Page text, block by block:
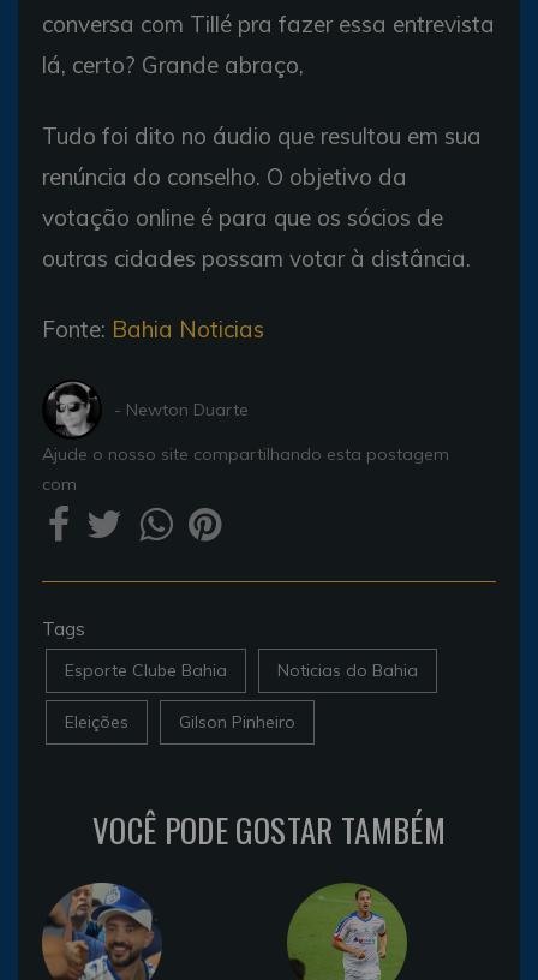
conversa com Tillé pra fazer essa entrevista
lá, certo? Grande abraço,
Tudo foi dito no áudio que resultou em sua
renúncia do conselho. O objetivo da
votação online é para que os sócios de
outras cidades possam votar à distância.
Fonte: Bahia Noticias
- Newton Duarte
Ajude o nosso site compartilhando esta postagem
com
Tags
Esporte Clube Bahia Noticias do Bahia
Eleições Gilson Pinheiro
VOCÊ PODE GOSTAR TAMBÉM